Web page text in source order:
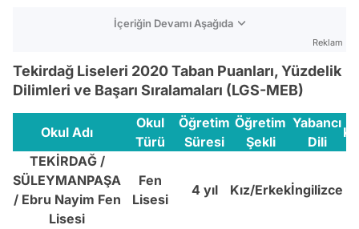
İçeriğin Devamı Aşağıda
Reklam
Tekirdağ Liseleri 2020 Taban Puanları, Yüzdelik
Dilimleri ve Başarı Sıralamaları (LGS-MEB)
Okul Adı
Okul
Türü
Öğretim
Süresi
Öğretim
Şekli
Yabancı
Dili
TEKİRDAĞ /
SÜLEYMANPAŞA
/ Ebru Nayim Fen
Lisesi
Fen
Lisesi
4 yıl Kız/Erkekİngilizce